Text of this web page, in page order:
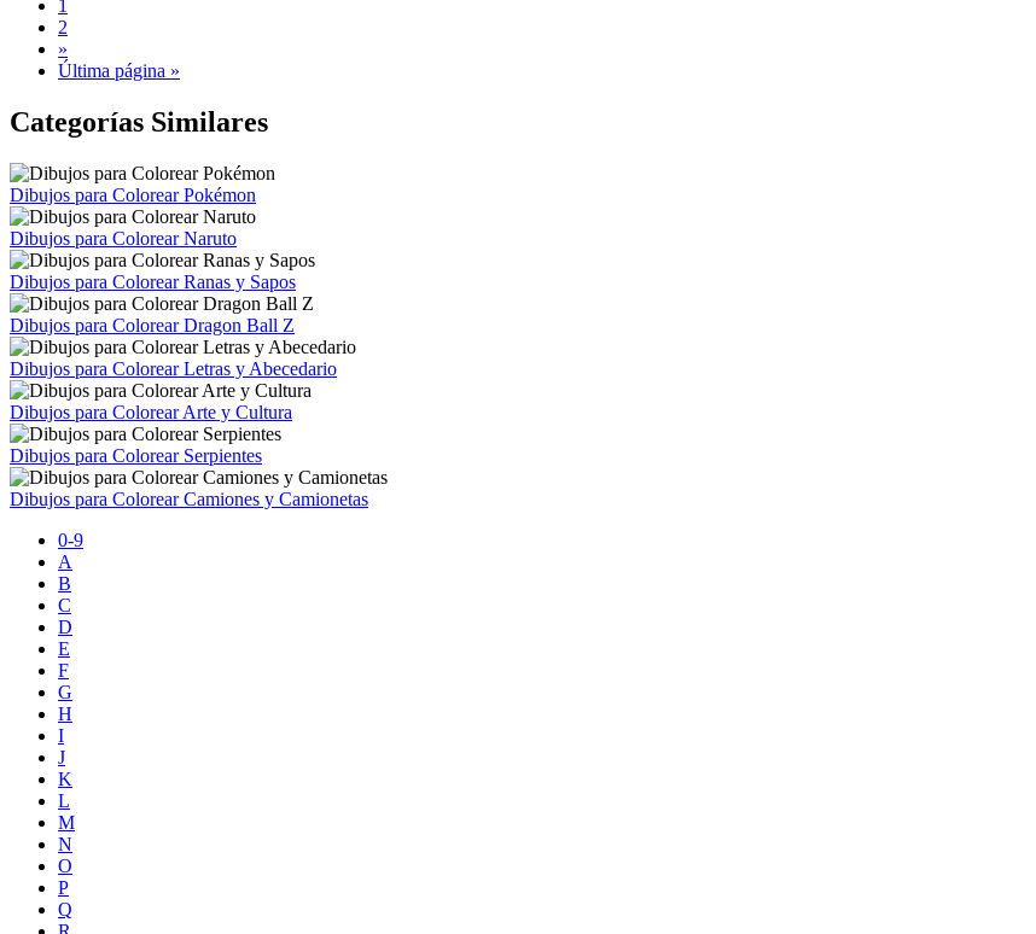
1
2
»
Última página »
Categorías Similares
Dibujos para Colorear Pokémon
Dibujos para Colorear Naruto
Dibujos para Colorear Ranas y Sapos
Dibujos para Colorear Dragon Ball Z
Dibujos para Colorear Letras y Abecedario
Dibujos para Colorear Arte y Cultura
Dibujos para Colorear Serpientes
Dibujos para Colorear Camiones y Camionetas
0-9
A
B
C
D
E
F
G
H
I
J
K
L
M
N
O
P
Q